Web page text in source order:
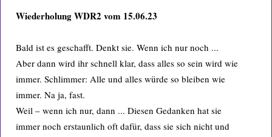
Wiederholung WDR2 vom 15.06.23
Bald ist es geschafft. Denkt sie. Wenn ich nur noch ...
Aber dann wird ihr schnell klar, dass alles so sein wird wie
immer. Schlimmer: Alle und alles würde so bleiben wie
immer. Na ja, fast.
Weil – wenn ich nur, dann ... Diesen Gedanken hat sie
immer noch erstaunlich oft dafür, dass sie sich nicht und